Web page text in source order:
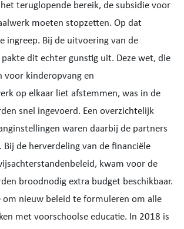
teruglopende bereik, de subsidie voor
moeten stopzetten. Op dat
ingreep. Bij de uitvoering van de
dit echter gunstig uit. Deze wet, die
voor kinderopvang en
op elkaar liet afstemmen, was in de
snel ingevoerd. Een overzichtelijk
waren daarbij de partners
Bij de herverdeling van de financiële
kwam voor de
broodnodig extra budget beschikbaar.
om nieuw beleid te formuleren om alle
met voorschoolse educatie. In 2018 is